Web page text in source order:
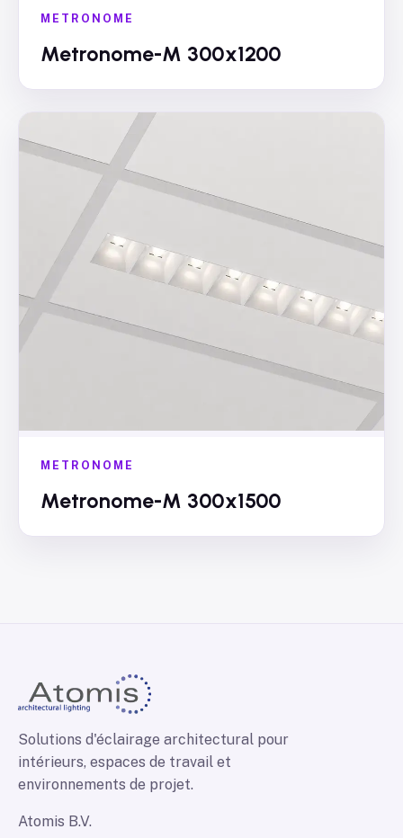
METRONOME
Metronome-M 300x1200
METRONOME
Metronome-M 300x1500
Solutions d'éclairage architectural pour
intérieurs, espaces de travail et
environnements de projet.
Atomis B.V.